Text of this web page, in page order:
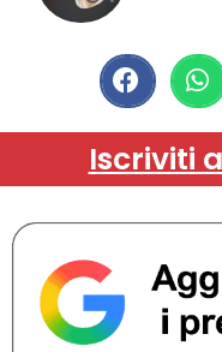
Iscriviti